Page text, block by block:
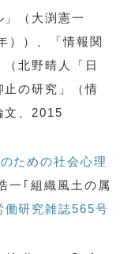
（大渕憲一
））、「情報関
北野晴人「日
の研究」（情
文、2015
ための社会心理
一｢組織風土の属
働研究雑誌565号